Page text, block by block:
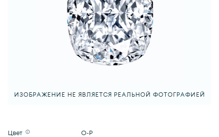
ИЗОБРАЖЕНИЕ НЕ ЯВЛЯЕТСЯ РЕАЛЬНОЙ ФОТОГРАФИЕЙ
Цвет O-P